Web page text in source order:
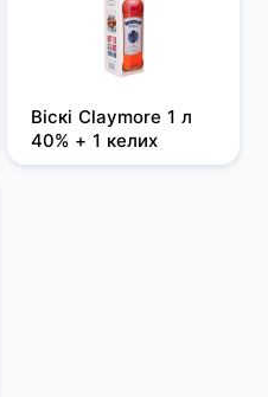
Віскі Claymore 1 л
40% + 1 келих